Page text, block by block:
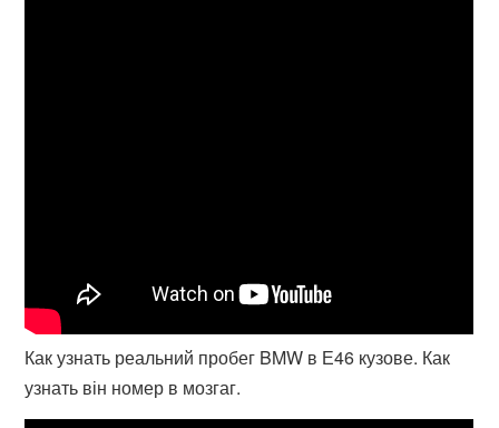
Как узнать реальний пробег BMW в Е46 кузове. Как
узнать він номер в мозгаг.